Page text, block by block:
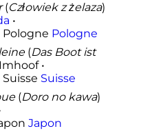
(Człowiek z żelaza)
•
Pologne
(Das Boot ist
•
Suisse
(Doro no kawa)
Japon